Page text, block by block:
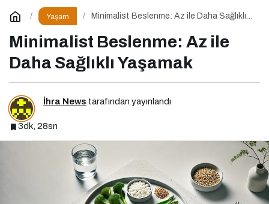
Yaşam
Minimalist Beslenme: Az ile Daha Sağlıklı
Minimalist Beslenme: Az ile
Daha Sağlıklı Yaşamak
İhra News tarafından yayınlandı
3dk, 28sn